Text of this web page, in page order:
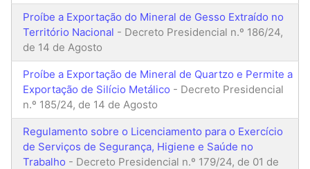
Proíbe a Exportação do Mineral de Gesso Extraído no
Território Nacional - Decreto Presidencial n.º 186/24,
de 14 de Agosto
Proíbe a Exportação de Mineral de Quartzo e Permite a
Exportação de Silício Metálico - Decreto Presidencial
n.º 185/24, de 14 de Agosto
Regulamento sobre o Licenciamento para o Exercício
de Serviços de Segurança, Higiene e Saúde no
Trabalho - Decreto Presidencial n.º 179/24, de 01 de